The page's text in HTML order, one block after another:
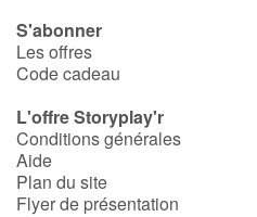
S'abonner
Les offres
Code cadeau
L'offre Storyplay'r
Conditions générales
Aide
Plan du site
Flyer de présentation